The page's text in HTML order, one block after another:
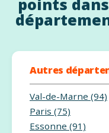
Autres
Val-de-Marne (94)
Paris (75)
Essonne (91)